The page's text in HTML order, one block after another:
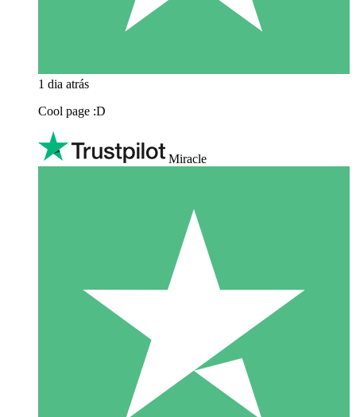
1 dia atrás
Cool page :D
Miracle